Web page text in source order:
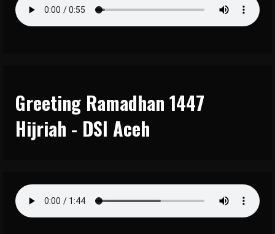
Greeting Ramadhan 1447
Hijriah - DSI Aceh